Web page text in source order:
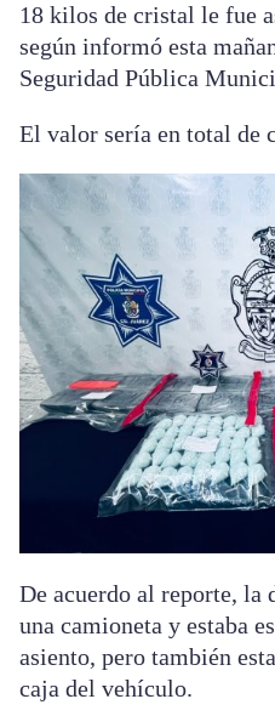
18 kilos de cristal le fue
según informó esta
Seguridad Pública
El valor sería en total de
De acuerdo al reporte, la
una camioneta y estaba
asiento, pero también
caja del vehículo.